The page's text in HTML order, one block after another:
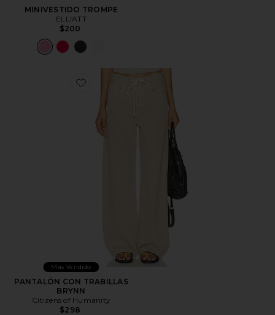
MINIVESTIDO TROMPE
ELLIATT
$200
Favorite PANTALÓN CON TRABILLAS BRYNN
Más Vendido
PANTALÓN CON TRABILLAS
BRYNN
Citizens of Humanity
$298